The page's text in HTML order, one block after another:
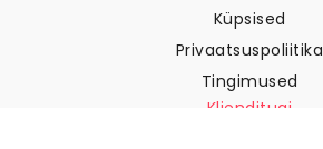
Küpsised
Privaatsuspoliitika
Tingimused
Klienditugi